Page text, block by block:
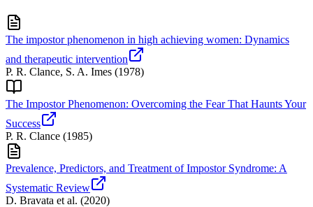
The impostor phenomenon in high achieving women: Dynamics
and therapeutic intervention
P. R. Clance, S. A. Imes (1978)
The Impostor Phenomenon: Overcoming the Fear That Haunts Your
Success
P. R. Clance (1985)
Prevalence, Predictors, and Treatment of Impostor Syndrome: A
Systematic Review
D. Bravata et al. (2020)